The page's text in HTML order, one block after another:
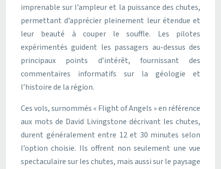
imprenable sur l’ampleur et la puissance des chutes,
permettant d’apprécier pleinement leur étendue et
leur beauté à couper le souffle. Les pilotes
expérimentés guident les passagers au-dessus des
principaux points d’intérêt, fournissant des
commentaires informatifs sur la géologie et
l’histoire de la région.
Ces vols, surnommés « Flight of Angels » en référence
aux mots de David Livingstone décrivant les chutes,
durent généralement entre 12 et 30 minutes selon
l’option choisie. Ils offrent non seulement une vue
spectaculaire sur les chutes, mais aussi sur le paysage